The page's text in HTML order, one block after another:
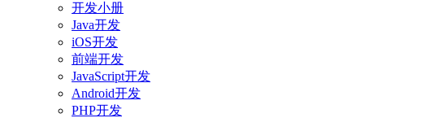
开发小册
Java开发
iOS开发
前端开发
JavaScript开发
Android开发
PHP开发